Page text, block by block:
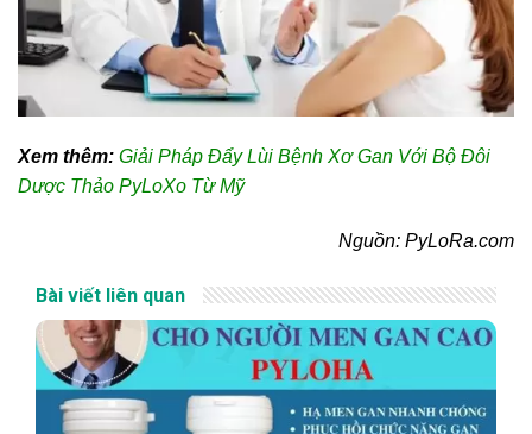
Xem thêm: Giải Pháp Đẩy Lùi Bệnh Xơ Gan Với Bộ Đôi
Dược Thảo PyLoXo Từ Mỹ
Nguồn: PyLoRa.com
Bài viết liên quan